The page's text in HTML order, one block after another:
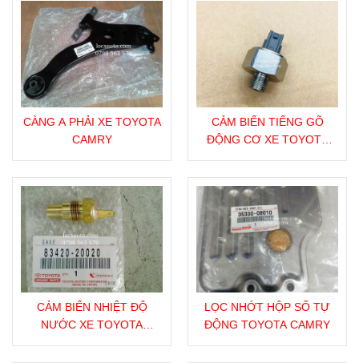
CÀNG A PHẢI XE TOYOTA
CAMRY
CẢM BIẾN TIẾNG GÕ
ĐỘNG CƠ XE TOYOTA
CẢM BIẾN NHIỆT ĐỘ
NƯỚC XE TOYOTA
LỌC NHỚT HỘP SỐ TỰ
ĐỘNG TOYOTA CAMRY